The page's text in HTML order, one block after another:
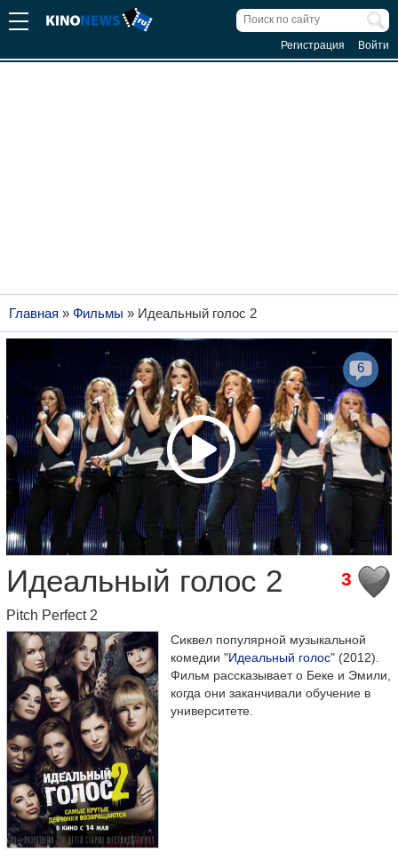
Регистрация Войти
Главная » Фильмы » Идеальный голос 2
6
3
Идеальный голос 2
Pitch Perfect 2
Сиквел популярной музыкальной
комедии "Идеальный голос" (2012).
Фильм рассказывает о Беке и Эмили,
когда они заканчивали обучение в
университете.